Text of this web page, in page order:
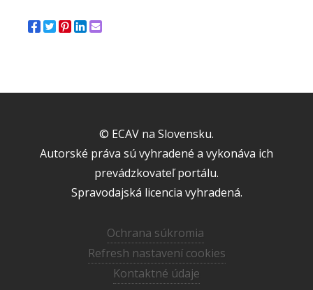
© ECAV na Slovensku.
Autorské práva sú vyhradené a vykonáva ich
prevádzkovateľ portálu.
Spravodajská licencia vyhradená.
Ochrana súkromia
Refresh nastavení cookies
Kontaktné údaje